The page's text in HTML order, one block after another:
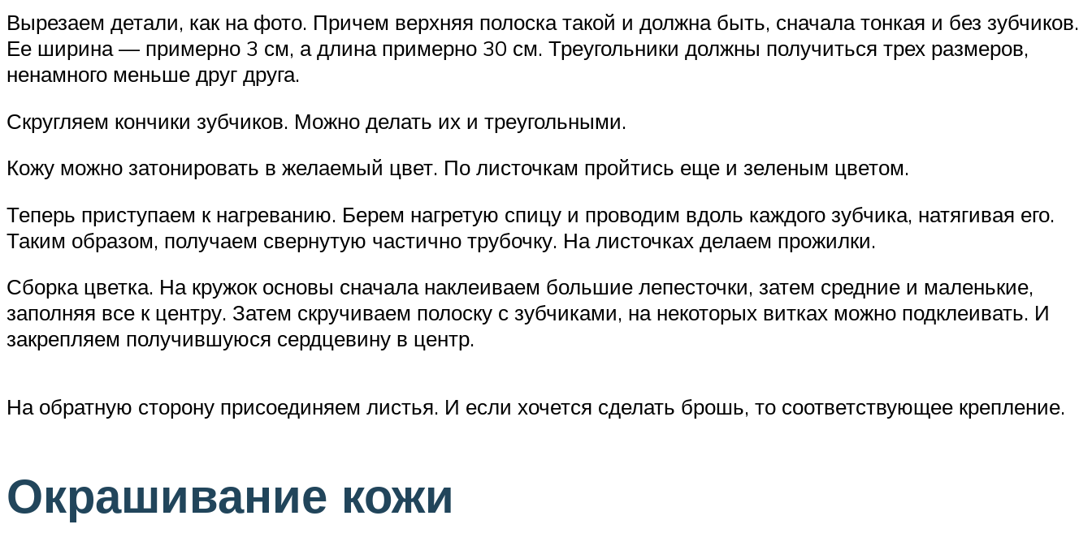
Вырезаем детали, как на фото. Причем верхняя полоска такой и должна быть, сначала тонкая и без зубчиков.
Ее ширина — примерно 3 см, а длина примерно 30 см. Треугольники должны получиться трех размеров,
ненамного меньше друг друга.
Скругляем кончики зубчиков. Можно делать их и треугольными.
Кожу можно затонировать в желаемый цвет. По листочкам пройтись еще и зеленым цветом.
Теперь приступаем к нагреванию. Берем нагретую спицу и проводим вдоль каждого зубчика, натягивая его.
Таким образом, получаем свернутую частично трубочку. На листочках делаем прожилки.
Сборка цветка. На кружок основы сначала наклеиваем большие лепесточки, затем средние и маленькие,
заполняя все к центру. Затем скручиваем полоску с зубчиками, на некоторых витках можно подклеивать. И
закрепляем получившуюся сердцевину в центр.
На обратную сторону присоединяем листья. И если хочется сделать брошь, то соответствующее крепление.
Окрашивание кожи